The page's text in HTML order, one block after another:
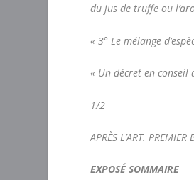
du jus de truffe ou
« 3° Le mélange
« Un décret en conseil
1/2
APRÈS L’ART. PREMIER
EXPOSÉ SOMMAIRE